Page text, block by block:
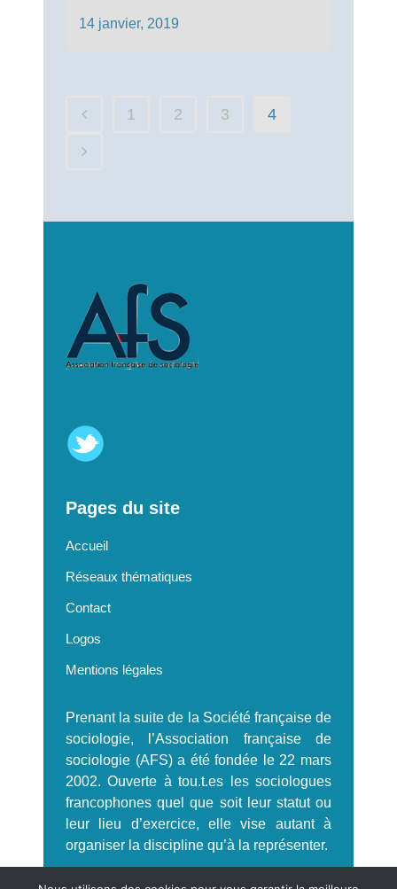
14 janvier, 2019
1 2 3 4
Pages du site
Accueil
Réseaux thématiques
Contact
Logos
Mentions légales
Prenant la suite de la Société française de
sociologie, l’Association française de
sociologie (AFS) a été fondée le 22 mars
2002. Ouverte à tou.t.es les sociologues
francophones quel que soit leur statut ou
leur lieu d’exercice, elle vise autant à
organiser la discipline qu’à la représenter.